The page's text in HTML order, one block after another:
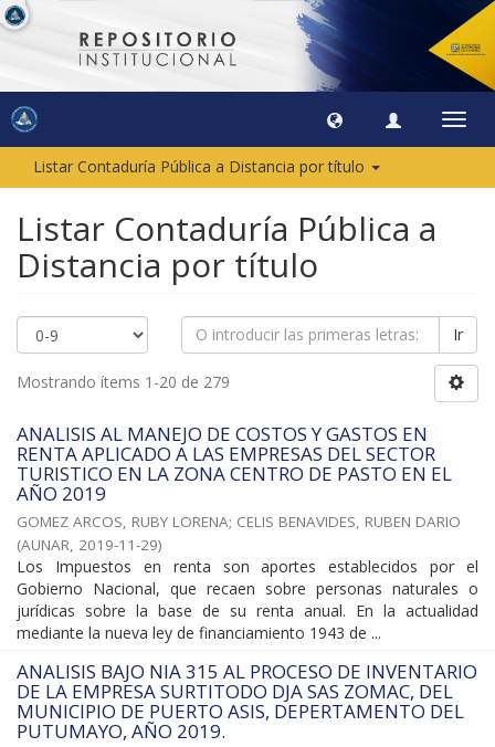
Listar Contaduría Pública a Distancia por título
Listar Contaduría Pública a
Distancia por título
Ir
Mostrando ítems 1-20 de 279
ANALISIS AL MANEJO DE COSTOS Y GASTOS EN
RENTA APLICADO A LAS EMPRESAS DEL SECTOR
TURISTICO EN LA ZONA CENTRO DE PASTO EN EL
AÑO 2019
GOMEZ ARCOS, RUBY LORENA; CELIS BENAVIDES, RUBEN DARIO
(AUNAR, 2019-11-29)
Los Impuestos en renta son aportes establecidos por el
Gobierno Nacional, que recaen sobre personas naturales o
jurídicas sobre la base de su renta anual. En la actualidad
mediante la nueva ley de financiamiento 1943 de ...
ANALISIS BAJO NIA 315 AL PROCESO DE INVENTARIO
DE LA EMPRESA SURTITODO DJA SAS ZOMAC, DEL
MUNICIPIO DE PUERTO ASIS, DEPERTAMENTO DEL
PUTUMAYO, AÑO 2019.